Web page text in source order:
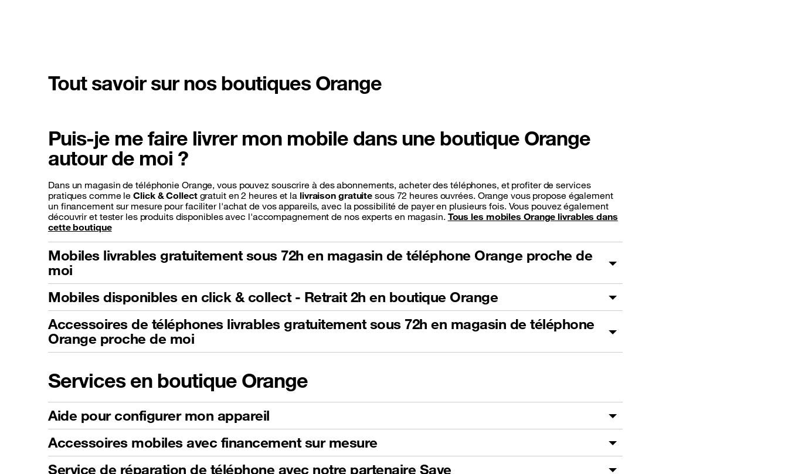
Orange Espace Anjou
- Angers
75 AVENUE MONTAIGNE,
ANJOU, ANGERS
Ouvert- ferme à 20:00
Voir la boutique
RDV Particulier
RDV Pro
Tout savoir sur nos boutiques Orange
Puis-je me faire livrer mon mobile dans une boutique Orange
autour de moi ?
Dans un magasin de téléphonie Orange, vous pouvez souscrire à des abonnements, acheter des téléphones, et profiter de services
pratiques comme leClick & Collectgratuit en 2 heures et la livraison gratuite sous 72 heures ouvrées. Orange vous propose également
un financement sur mesure pour faciliter l'achat de vos appareils, avec la possibilité de payer en plusieurs fois. Vous pouvez également
découvrir et tester les produits disponibles avec l'accompagnement de nos experts en magasin. Tous les mobiles Orange livrables dans
cette boutique
Mobiles livrables gratuitement sous 72h en magasin de téléphone Orange proche de
moi
Mobiles disponibles en click & collect - Retrait 2h en boutique Orange
Accessoires de téléphones livrables gratuitement sous 72h en magasin de téléphone
Orange proche de moi
Services en boutique Orange
Aide pour configurer mon appareil
Accessoires mobiles avec financement sur mesure
Service de réparation de téléphone avec notre partenaire Save